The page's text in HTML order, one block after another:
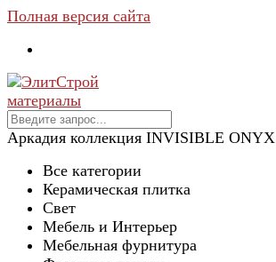
Полная версия сайта
Аркадия коллекция INVISIBLE ONYX
Все категории
Керамическая плитка
Свет
Мебель и Интерьер
Мебельная фурнитура